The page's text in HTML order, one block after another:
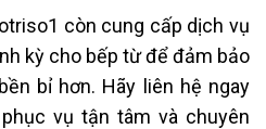
còn cung cấp dịch vụ
kỳ cho bếp từ để đảm bảo
bỉ hơn. Hãy liên hệ ngay
vụ tận tâm và chuyên